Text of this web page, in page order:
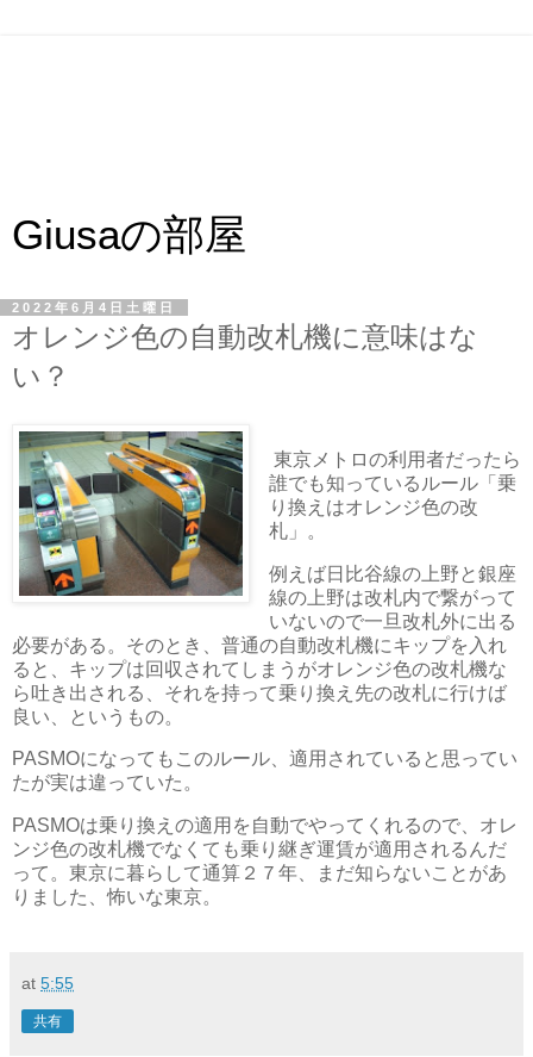
Giusaの部屋
2022年6月4日土曜日
オレンジ色の自動改札機に意味はな
い？
東京メトロの利用者だったら
誰でも知っているルール「乗
り換えはオレンジ色の改
札」。
例えば日比谷線の上野と銀座
線の上野は改札内で繋がって
いないので一旦改札外に出る
必要がある。そのとき、普通の自動改札機にキップを入れ
ると、キップは回収されてしまうがオレンジ色の改札機な
ら吐き出される、それを持って乗り換え先の改札に行けば
良い、というもの。
PASMOになってもこのルール、適用されていると思ってい
たが実は違っていた。
PASMOは乗り換えの適用を自動でやってくれるので、オレ
ンジ色の改札機でなくても乗り継ぎ運賃が適用されるんだ
って。東京に暮らして通算２７年、まだ知らないことがあ
りました、怖いな東京。
at 5:55
共有